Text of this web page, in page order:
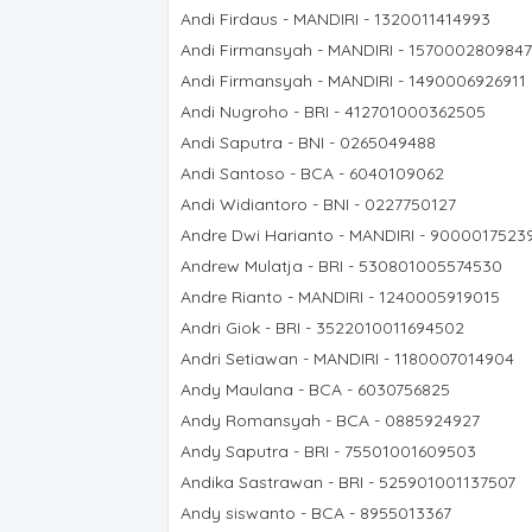
Andi Firdaus - MANDIRI - 1320011414993
Andi Firmansyah - MANDIRI - 1570002809847
Andi Firmansyah - MANDIRI - 1490006926911
Andi Nugroho - BRI - 412701000362505
Andi Saputra - BNI - 0265049488
Andi Santoso - BCA - 6040109062
Andi Widiantoro - BNI - 0227750127
Andre Dwi Harianto - MANDIRI -
Andrew Mulatja - BRI - 530801005574530
Andre Rianto - MANDIRI - 1240005919015
Andri Giok - BRI - 3522010011694502
Andri Setiawan - MANDIRI - 1180007014904
Andy Maulana - BCA - 6030756825
Andy Romansyah - BCA - 0885924927
Andy Saputra - BRI - 75501001609503
Andika Sastrawan - BRI - 525901001137507
Andy siswanto - BCA - 8955013367